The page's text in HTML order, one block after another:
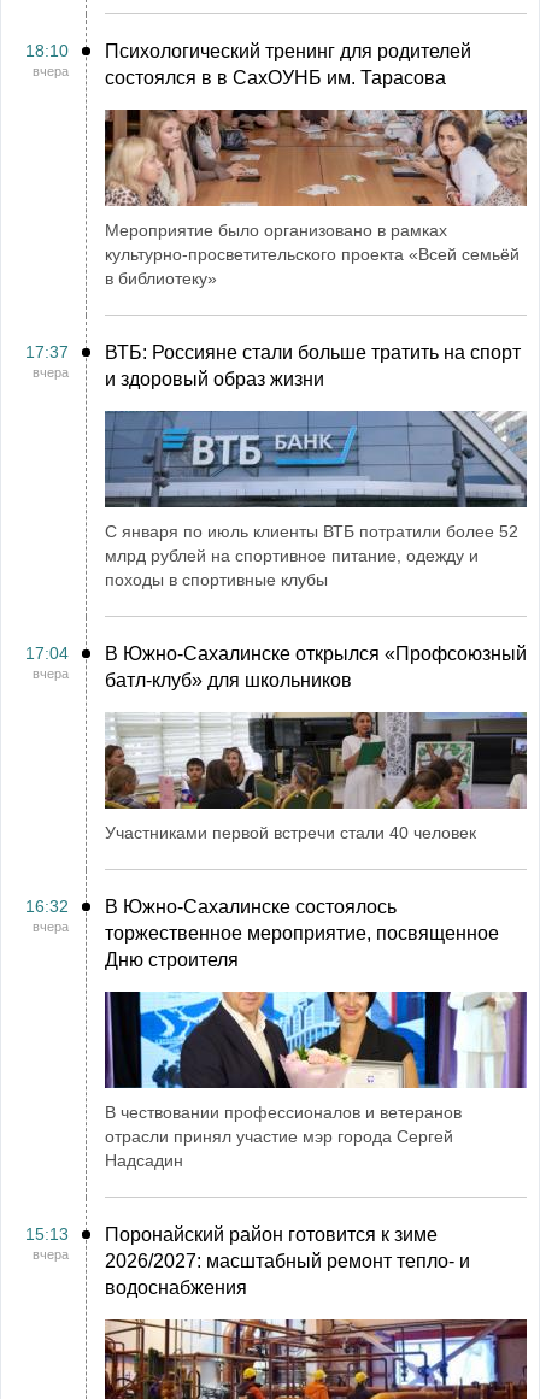
18:10
вчера
Психологический тренинг для родителей
состоялся в в СахОУНБ им. Тарасова
Мероприятие было организовано в рамках
культурно-просветительского проекта «Всей семьёй
в библиотеку»
17:37
вчера
ВТБ: Россияне стали больше тратить на спорт
и здоровый образ жизни
С января по июль клиенты ВТБ потратили более 52
млрд рублей на спортивное питание, одежду и
походы в спортивные клубы
17:04
вчера
В Южно-Сахалинске открылся «Профсоюзный
батл-клуб» для школьников
Участниками первой встречи стали 40 человек
16:32
вчера
В Южно-Сахалинске состоялось
торжественное мероприятие, посвященное
Дню строителя
В чествовании профессионалов и ветеранов
отрасли принял участие мэр города Сергей
Надсадин
15:13
вчера
Поронайский район готовится к зиме
2026/2027: масштабный ремонт тепло- и
водоснабжения